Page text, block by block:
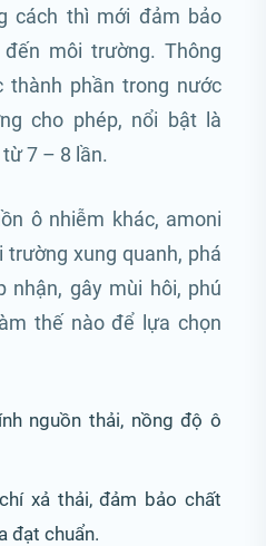
cách thì mới đảm bảo
môi trường. Thông
thành phần trong nước
cho phép, nổi bật là
7 – 8 lần.
ô nhiễm khác, amoni
xung quanh, phá
nhận, gây mùi hôi, phú
thế nào để lựa chọn
nguồn thải, nồng độ ô
xả thải, đảm bảo chất
đạt chuẩn.